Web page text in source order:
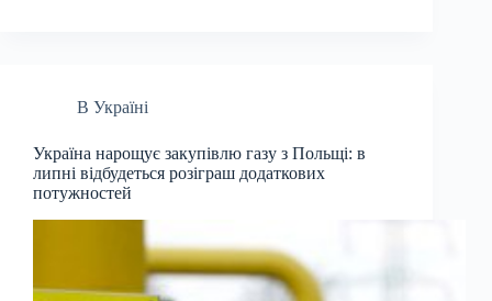
В Україні
Україна нарощує закупівлю газу з Польщі: в
липні відбудеться розіграш додаткових
потужностей